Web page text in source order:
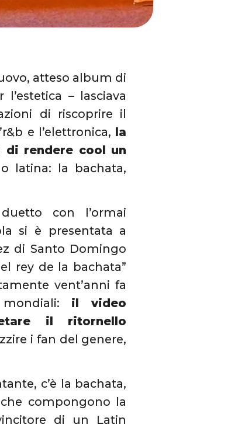
atteso album di
– lasciava
di riscoprire il
e l’elettronica, la
di rendere cool un
latina: la bachata,
con l’ormai
si è presentata a
di Santo Domingo
rey de la bachata”
vent’anni fa
il video
il ritornello
i fan del genere,
c’è la bachata,
compongono la
di un Latin